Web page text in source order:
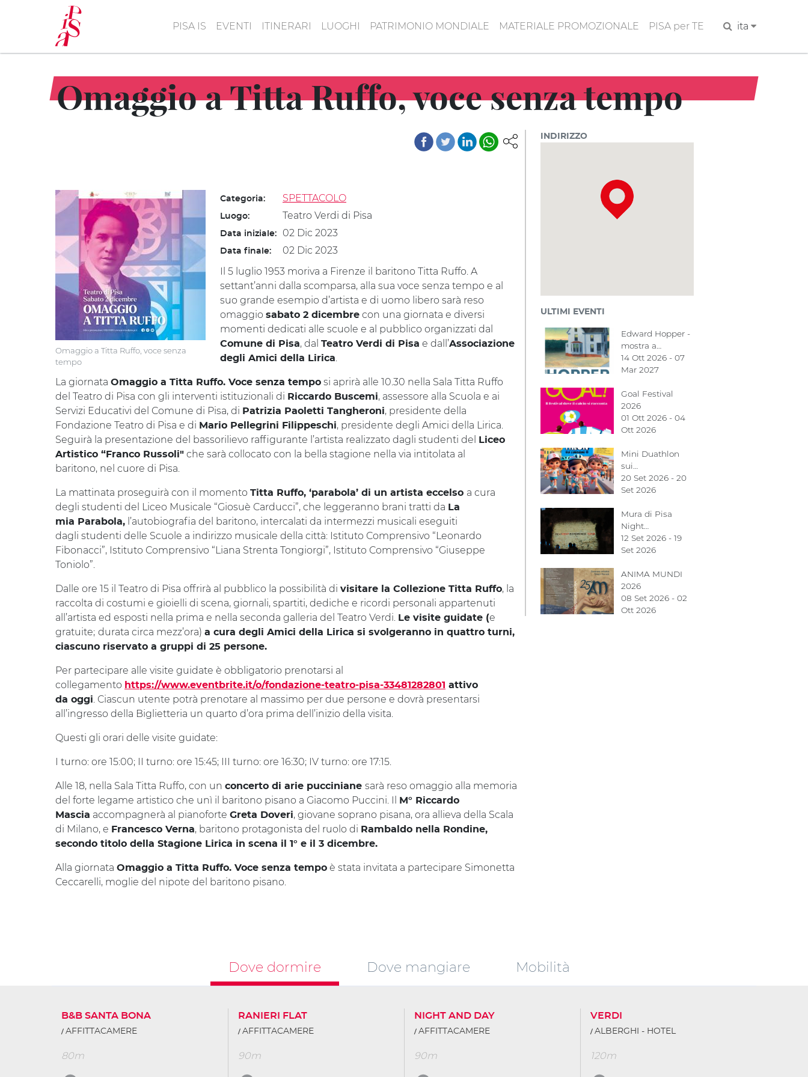
principale
PISA IS EVENTI ITINERARI LUOGHI PATRIMONIO MONDIALE MATERIALE PROMOZIONALE PISA per TE Cerca ita
Omaggio a Titta Ruffo, voce senza tempo
Omaggio a Titta Ruffo, voce senza
tempo
Categoria: SPETTACOLO
Luogo: Teatro Verdi di Pisa
Data iniziale: 02 Dic 2023
Data finale:
02 Dic 2023
Il 5 luglio 1953 moriva a Firenze il baritono Titta Ruffo. A
settant’anni dalla scomparsa, alla sua voce senza tempo e al
suo grande esempio d’artista e di uomo libero sarà reso
omaggio sabato 2 dicembre con una giornata e diversi
momenti dedicati alle scuole e al pubblico organizzati dal
Comune di Pisa, dal Teatro Verdi di Pisa e dall’Associazione
degli Amici della Lirica.
La giornata Omaggio a Titta Ruffo. Voce senza tempo si aprirà alle 10.30 nella Sala Titta Ruffo
del Teatro di Pisa con gli interventi istituzionali di Riccardo Buscemi, assessore alla Scuola e ai
Servizi Educativi del Comune di Pisa, di Patrizia Paoletti Tangheroni, presidente della
Fondazione Teatro di Pisa e di Mario Pellegrini Filippeschi, presidente degli Amici della Lirica.
Seguirà la presentazione del bassorilievo raffigurante l’artista realizzato dagli studenti del
Liceo
Artistico “Franco Russoli" che sarà collocato con la bella stagione nella via intitolata al
baritono, nel cuore di Pisa.
La mattinata proseguirà con il momento Titta Ruffo, ‘parabola’ di un artista eccelso a cura
degli studenti del Liceo Musicale “Giosuè Carducci”, che leggeranno brani tratti da La
mia Parabola, l’autobiografia del baritono, intercalati da intermezzi musicali eseguiti
dagli studenti delle Scuole a indirizzo musicale della città: Istituto Comprensivo “Leonardo
Fibonacci”, Istituto Comprensivo “Liana Strenta Tongiorgi”, Istituto Comprensivo “Giuseppe
Toniolo”.
Dalle ore 15 il Teatro di Pisa offrirà al pubblico la possibilità di visitare la Collezione Titta Ruffo, la
raccolta di costumi e gioielli di scena, giornali, spartiti, dediche e ricordi personali appartenuti
all’artista ed esposti nella prima e nella seconda galleria del Teatro Verdi. Le visite guidate (e
gratuite; durata circa mezz’ora) a cura degli Amici della Lirica si svolgeranno in quattro turni,
ciascuno riservato a gruppi di 25 persone.
Per partecipare alle visite guidate è obbligatorio prenotarsi al
collegamento https://www.eventbrite.it/o/fondazione-teatro-pisa-33481282801 attivo
da oggi. Ciascun utente potrà prenotare al massimo per due persone e dovrà presentarsi
all’ingresso della Biglietteria un quarto d’ora prima dell’inizio della visita.
Questi gli orari delle visite guidate:
I turno: ore 15:00; II turno: ore 15:45; III turno: ore 16:30; IV turno: ore 17:15.
Alle 18, nella Sala Titta Ruffo, con un concerto di arie pucciniane sarà reso omaggio alla memoria
del forte legame artistico che unì il baritono pisano a Giacomo Puccini. Il
M°
Riccardo
Mascia accompagnerà al pianoforte Greta Doveri, giovane soprano pisana, ora allieva della Scala
di Milano, e Francesco Verna, baritono protagonista del ruolo di Rambaldo nella Rondine,
secondo titolo della Stagione Lirica in scena il 1° e il 3 dicembre.
Alla giornata Omaggio a Titta Ruffo. Voce senza tempo è stata invitata a partecipare Simonetta
Ceccarelli, moglie del nipote del baritono pisano.
INDIRIZZO
ULTIMI EVENTI
Edward Hopper -
mostra a…
14 Ott 2026 - 07
Mar 2027
Goal Festival
2026
01 Ott 2026 - 04
Ott 2026
Mini Duathlon
sui…
20 Set 2026 - 20
Set 2026
Mura di Pisa
Night…
12 Set 2026 - 19
Set 2026
ANIMA MUNDI
2026
08 Set 2026 - 02
Ott 2026
Dove dormire Dove mangiare Mobilità
B&B SANTA BONA
AFFITTACAMERE
80m
RANIERI FLAT
AFFITTACAMERE
90m
NIGHT AND DAY
AFFITTACAMERE
90m
VERDI
ALBERGHI - HOTEL
120m